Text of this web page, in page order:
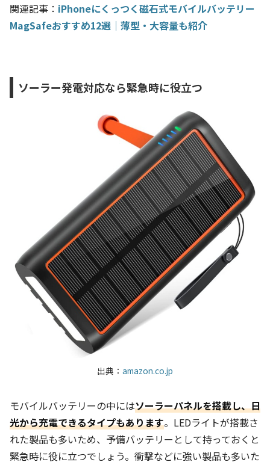
関連記事： iPhoneにくっつく磁石式モバイルバッテリー
MagSafeおすすめ12選｜薄型・大容量も紹介
ソーラー発電対応なら緊急時に役立つ
出典： amazon.co.jp
モバイルバッテリーの中にはソーラーパネルを搭載し、日
光から充電できるタイプもあります。LEDライトが搭載さ
れた製品も多いため、予備バッテリーとして持っておくと
緊急時に役に立つでしょう。衝撃などに強い製品も多いた